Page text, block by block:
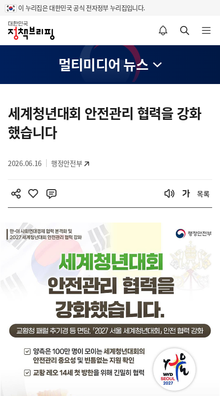
이 누리집은 대한민국 공식 전자정부 누리집입니다.
홈
알림설정 바로가기 검색 바로가기 메뉴 열기
멀티미디어 뉴스
츠
영
세계청년대회 안전관리 협력을 강화
했습니다
2026.06.16 행정안전부
목록